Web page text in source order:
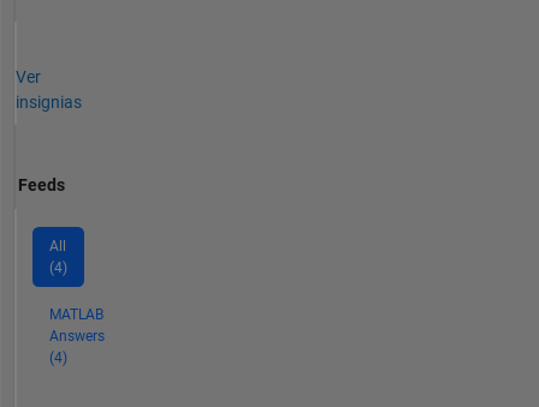
Ver
insignias
Feeds
All
(4)
MATLAB
Answers
(4)